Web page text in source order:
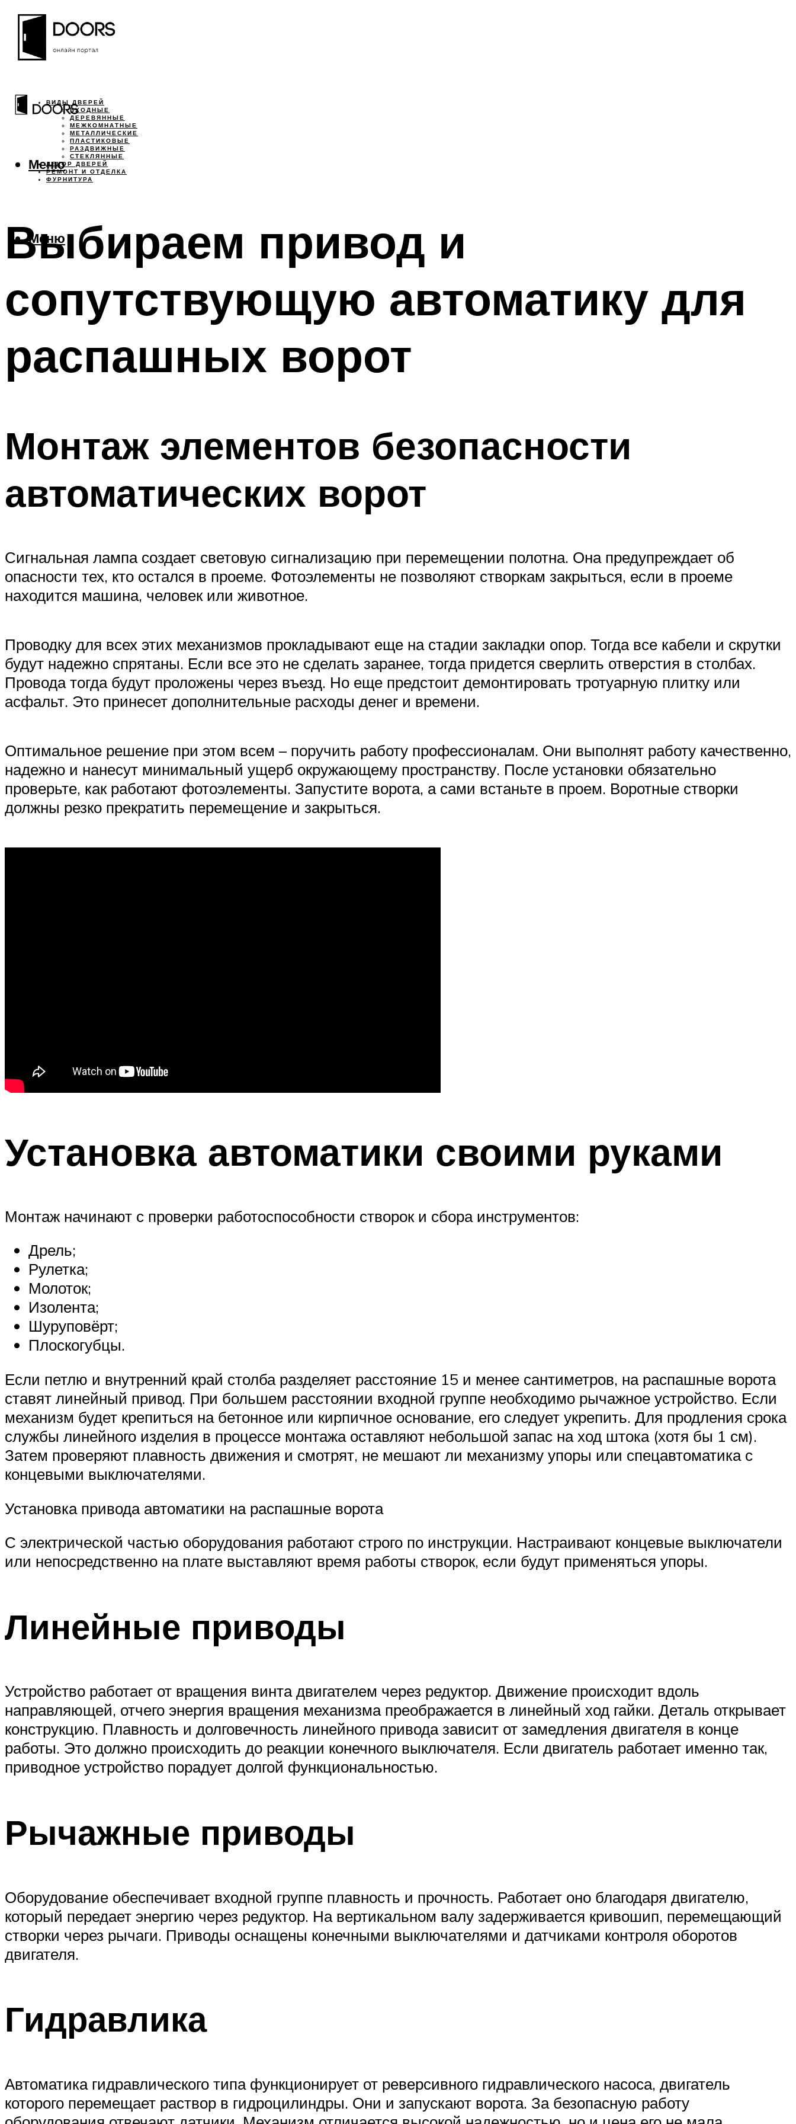
ВИДЫ ДВЕРЕЙ
ВХОДНЫЕ
ДЕРЕВЯННЫЕ
МЕЖКОМНАТНЫЕ
МЕТАЛЛИЧЕСКИЕ
ПЛАСТИКОВЫЕ
РАЗДВИЖНЫЕ
СТЕКЛЯННЫЕ
ДЕКОР ДВЕРЕЙ
РЕМОНТ И ОТДЕЛКА
ФУРНИТУРА
Меню
Меню
Выбираем привод и
сопутствующую автоматику для
распашных ворот
Монтаж элементов безопасности
автоматических ворот
Сигнальная лампа создает световую сигнализацию при перемещении полотна. Она предупреждает об
опасности тех, кто остался в проеме. Фотоэлементы не позволяют створкам закрыться, если в проеме
находится машина, человек или животное.
Проводку для всех этих механизмов прокладывают еще на стадии закладки опор. Тогда все кабели и скрутки
будут надежно спрятаны. Если все это не сделать заранее, тогда придется сверлить отверстия в столбах.
Провода тогда будут проложены через въезд. Но еще предстоит демонтировать тротуарную плитку или
асфальт. Это принесет дополнительные расходы денег и времени.
Оптимальное решение при этом всем – поручить работу профессионалам. Они выполнят работу качественно,
надежно и нанесут минимальный ущерб окружающему пространству. После установки обязательно
проверьте, как работают фотоэлементы. Запустите ворота, а сами встаньте в проем. Воротные створки
должны резко прекратить перемещение и закрыться.
Установка автоматики своими руками
Монтаж начинают с проверки работоспособности створок и сбора инструментов:
Дрель;
Рулетка;
Молоток;
Изолента;
Шуруповёрт;
Плоскогубцы.
Если петлю и внутренний край столба разделяет расстояние 15 и менее сантиметров, на распашные ворота
ставят линейный привод. При большем расстоянии входной группе необходимо рычажное устройство. Если
механизм будет крепиться на бетонное или кирпичное основание, его следует укрепить. Для продления срока
службы линейного изделия в процессе монтажа оставляют небольшой запас на ход штока (хотя бы 1 см).
Затем проверяют плавность движения и смотрят, не мешают ли механизму упоры или спецавтоматика с
концевыми выключателями.
Установка привода автоматики на распашные ворота
С электрической частью оборудования работают строго по инструкции. Настраивают концевые выключатели
или непосредственно на плате выставляют время работы створок, если будут применяться упоры.
Линейные приводы
Устройство работает от вращения винта двигателем через редуктор. Движение происходит вдоль
направляющей, отчего энергия вращения механизма преображается в линейный ход гайки. Деталь открывает
конструкцию. Плавность и долговечность линейного привода зависит от замедления двигателя в конце
работы. Это должно происходить до реакции конечного выключателя. Если двигатель работает именно так,
приводное устройство порадует долгой функциональностью.
Рычажные приводы
Оборудование обеспечивает входной группе плавность и прочность. Работает оно благодаря двигателю,
который передает энергию через редуктор. На вертикальном валу задерживается кривошип, перемещающий
створки через рычаги. Приводы оснащены конечными выключателями и датчиками контроля оборотов
двигателя.
Гидравлика
Автоматика гидравлического типа функционирует от реверсивного гидравлического насоса, двигатель
которого перемещает раствор в гидроцилиндры. Они и запускают ворота. За безопасную работу